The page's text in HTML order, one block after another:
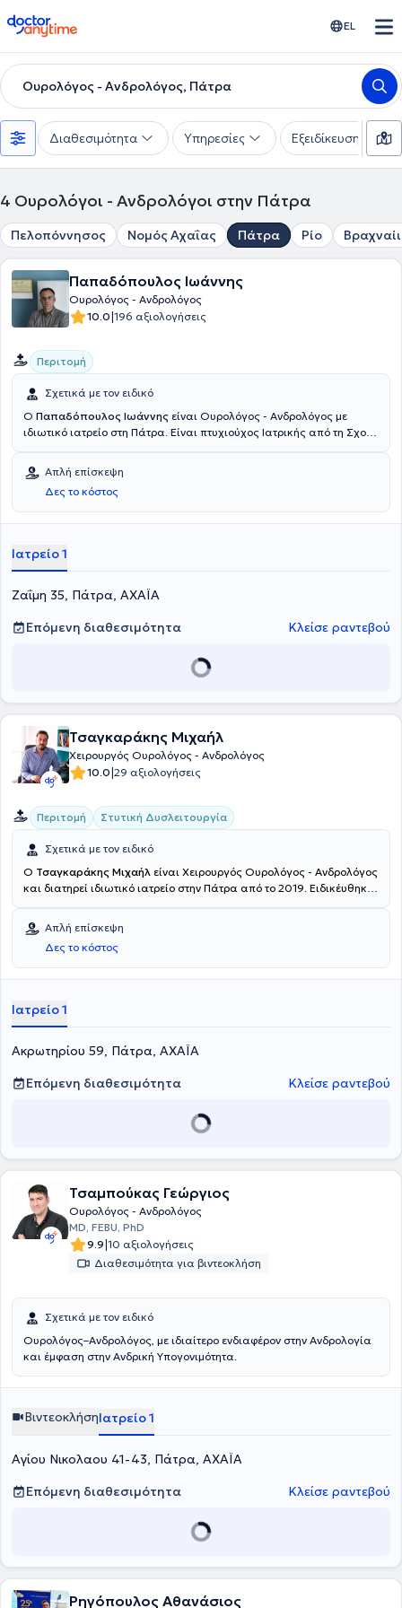
doctoranytime EL
Ουρολόγος - Ανδρολόγος, Πάτρα
Διαθεσιμότητα Υπηρεσίες Εξειδίκευση
4 Ουρολόγοι - Ανδρολόγοι στην Πάτρα
Πελοπόννησος Νομός Αχαΐας Πάτρα Ρίο
Παπαδόπουλος Ιωάννης
Ουρολόγος - Ανδρολόγος
10.0|196 αξιολογήσεις
Περιτομή
Σχετικά με τον ειδικό
Ο Παπαδόπουλος Ιωάννης είναι Ουρολόγος - Ανδρολόγος με
ιδιωτικό ιατρείο στη Πάτρα. Είναι πτυχιούχος Ιατρικής από τη Σχολή
Ουρολογική κλινική του Πανεπιστημιακού Γενικού Νοσοκομείου
Πατρών. Ο γιατρός στο ιατρείο του καλύπτει όλο το φάσμα των
υπηρεσιών της ουρολογίας - ανδρολογίας, όπως εξέταση
προστάτη, κυστεοσκόπηση, ουρολοιμώξεις, νεφρολιθίαση, φίμωση,
Απλή επίσκεψη
Δες το κόστος
Ιατρείο 1
Ζαΐμη 35, Πάτρα, ΑΧΑΪΑ
Επόμενη διαθεσιμότητα
Κλείσε ραντεβού
Τσαγκαράκης Μιχαήλ
Χειρουργός Ουρολόγος - Ανδρολόγος
10.0|29 αξιολογήσεις
Περιτομή Στυτική Δυσλειτουργία
Σχετικά με τον ειδικό
Ο Τσαγκαράκης Μιχαήλ είναι Χειρουργός Ουρολόγος - Ανδρολόγος
και διατηρεί ιδιωτικό ιατρείο στην Πάτρα από το 2019. Ειδικέυθηκε
Στο πλήρως εξοπλισμένο ιατρείο του στην Πάτρα προσφέρει πλήθος
υπηρεσιών, εξατομικευμένες για τις ανάγκες εκάστοτε ασθενούς.
Απλή επίσκεψη
Δες το κόστος
Ιατρείο 1
Ακρωτηρίου 59, Πάτρα, ΑΧΑΪΑ
Επόμενη διαθεσιμότητα
Κλείσε ραντεβού
Τσαμπούκας Γεώργιος
Ουρολόγος - Ανδρολόγος
MD, FEBU, PhD
9.9|10 αξιολογήσεις
Διαθεσιμότητα για βιντεοκλήση
Σχετικά με τον ειδικό
Ουρολόγος–Ανδρολόγος, με ιδιαίτερο ενδιαφέρον στην Ανδρολογία
και έμφαση στην Ανδρική Υπογονιμότητα.
ΒιντεοκλήσηΙατρείο 1
Αγίου Νικολαου 41-43, Πάτρα, ΑΧΑΪΑ
Επόμενη διαθεσιμότητα
Κλείσε ραντεβού
Ρηγόπουλος Αθανάσιος